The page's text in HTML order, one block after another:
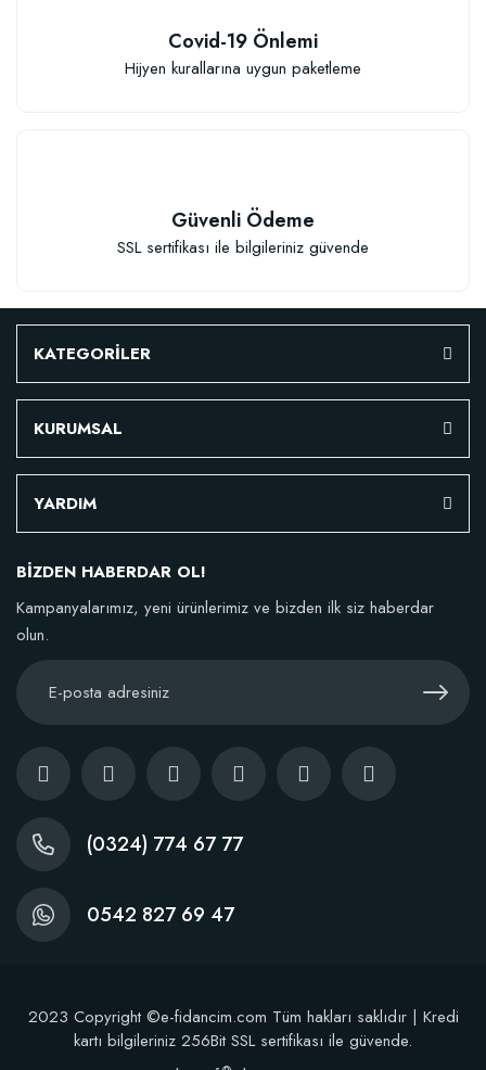
106,81 TL
Covid-19 Önlemi
Hijyen kurallarına uygun paketleme
Güvenli Ödeme
SSL sertifikası ile bilgileriniz güvende
KATEGORİLER
KURUMSAL
YARDIM
BİZDEN HABERDAR OL!
Kampanyalarımız, yeni ürünlerimiz ve bizden ilk siz haberdar
olun.
(0324) 774 67 77
0542 827 69 47
2023 Copyright ©e-fidancim.com Tüm hakları saklıdır | Kredi
kartı bilgileriniz 256Bit SSL sertifikası ile güvende.